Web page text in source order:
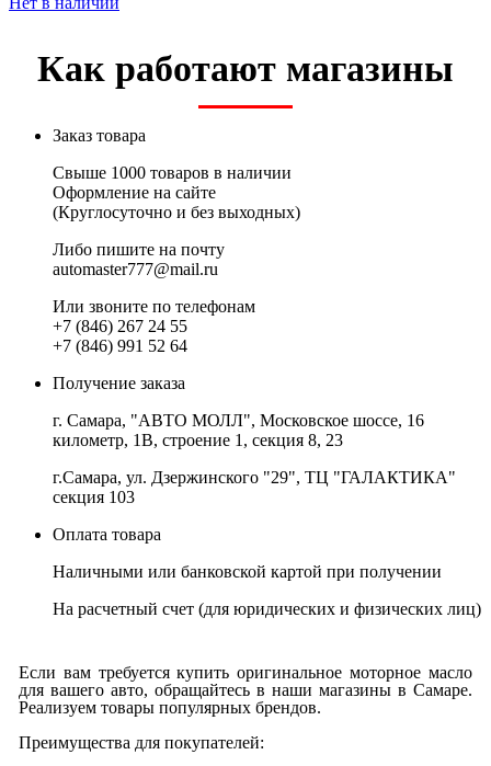
Как работают магазины
Заказ товара
Свыше 1000 товаров в наличии
Оформление на сайте
(Круглосуточно и без выходных)
Либо пишите на почту
automaster777@mail.ru
Или звоните по телефонам
+7 (846) 267 24 55
+7 (846) 991 52 64
Получение заказа
г. Самара, "АВТО МОЛЛ", Московское шоссе, 16
километр, 1В, строение 1, секция 8, 23
г.Самара, ул. Дзержинского "29", ТЦ "ГАЛАКТИКА"
секция 103
Оплата товара
Наличными или банковской картой при получении
На расчетный счет (для юридических и физических лиц)
Если вам требуется купить оригинальное моторное масло
для вашего авто, обращайтесь в наши магазины в Самаре.
Реализуем товары популярных брендов.
Преимущества для покупателей: